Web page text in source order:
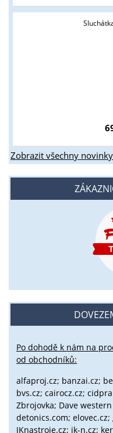
Zobrazit všechny
Po dohodě k nám na
od obchodníků:
alfaproj.cz; banzai.cz;
bvs.cz; cairocz.cz;
Zbrojovka; Dave
detonics.com;
JKnastroje.cz; jk-n.cz;